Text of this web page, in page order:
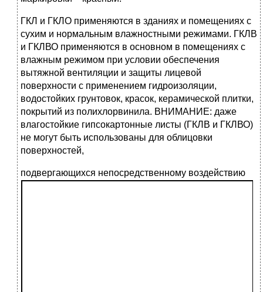
ГКЛ и ГКЛО применяются в зданиях и помещениях с
сухим и нормальным влажностными режимами. ГКЛВ
и ГКЛВО применяются в основном в помещениях с
влажным режимом при условии обеспечения
вытяжной вентиляции и защиты лицевой
поверхности с применением гидроизоляции,
водостойких грунтовок, красок, керамической плитки,
покрытий из полихлорвинила. ВНИМАНИЕ: даже
влагостойкие гипсокартонные листы (ГКЛВ и ГКЛВО)
не могут быть использованы для облицовки
поверхностей,
подвергающихся непосредственному воздействию